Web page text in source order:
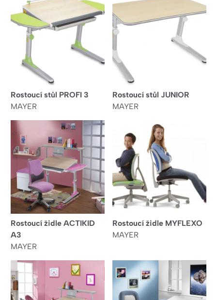
Rostoucí stůl PROFI 3
MAYER
Rostoucí stůl JUNIOR
MAYER
Rostoucí židle ACTIKID
A3
MAYER
Rostoucí židle MYFLEXO
MAYER